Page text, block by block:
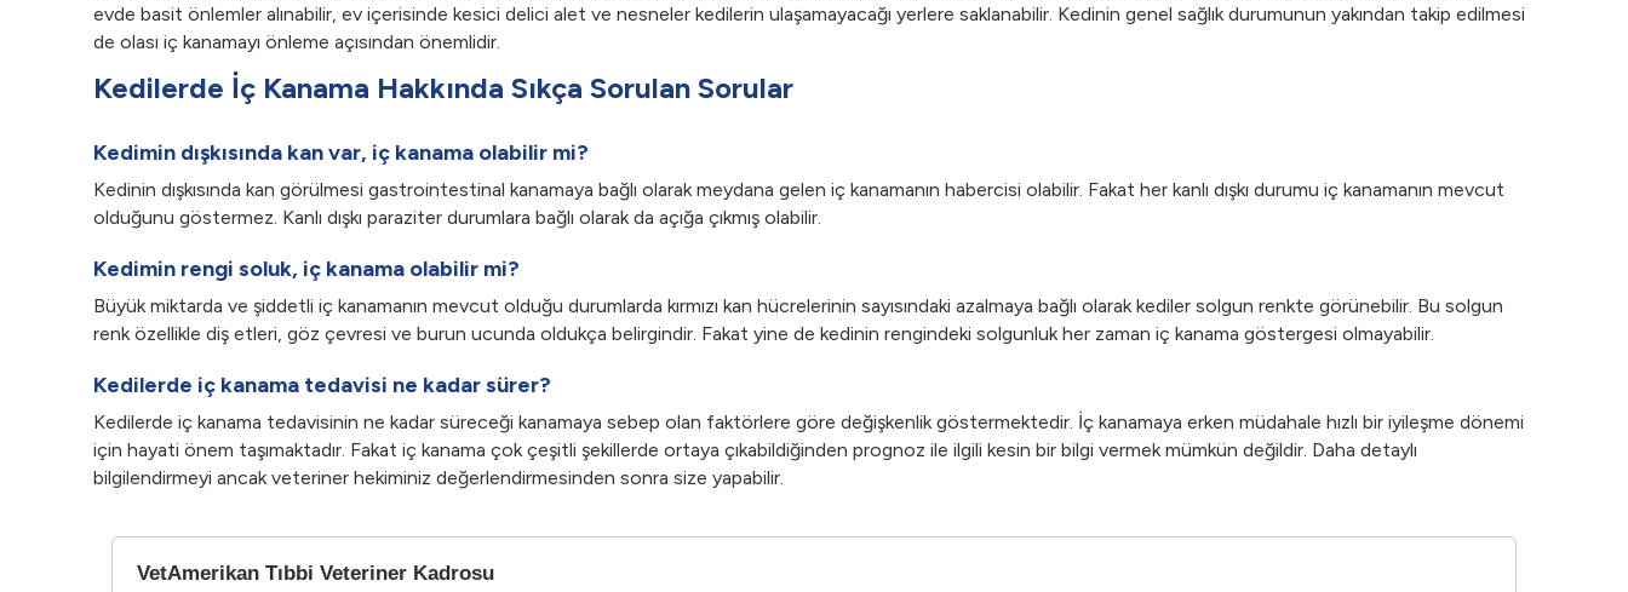
evde basit önlemler alınabilir, ev içerisinde kesici delici alet ve nesneler kedilerin ulaşamayacağı yerlere saklanabilir. Kedinin genel sağlık durumunun yakından takip edilmesi
de olası iç kanamayı önleme açısından önemlidir.
Kedilerde İç Kanama Hakkında Sıkça Sorulan Sorular
Kedimin dışkısında kan var, iç kanama olabilir mi?
Kedinin dışkısında kan görülmesi gastrointestinal kanamaya bağlı olarak meydana gelen iç kanamanın habercisi olabilir. Fakat her kanlı dışkı durumu iç kanamanın mevcut
olduğunu göstermez. Kanlı dışkı paraziter durumlara bağlı olarak da açığa çıkmış olabilir.
Kedimin rengi soluk, iç kanama olabilir mi?
Büyük miktarda ve şiddetli iç kanamanın mevcut olduğu durumlarda kırmızı kan hücrelerinin sayısındaki azalmaya bağlı olarak kediler solgun renkte görünebilir. Bu solgun
renk özellikle diş etleri, göz çevresi ve burun ucunda oldukça belirgindir. Fakat yine de kedinin rengindeki solgunluk her zaman iç kanama göstergesi olmayabilir.
Kedilerde iç kanama tedavisi ne kadar sürer?
Kedilerde iç kanama tedavisinin ne kadar süreceği kanamaya sebep olan faktörlere göre değişkenlik göstermektedir. İç kanamaya erken müdahale hızlı bir iyileşme dönemi
için hayati önem taşımaktadır. Fakat iç kanama çok çeşitli şekillerde ortaya çıkabildiğinden prognoz ile ilgili kesin bir bilgi vermek mümkün değildir. Daha detaylı
bilgilendirmeyi ancak veteriner hekiminiz değerlendirmesinden sonra size yapabilir.
VetAmerikan Tıbbi Veteriner Kadrosu